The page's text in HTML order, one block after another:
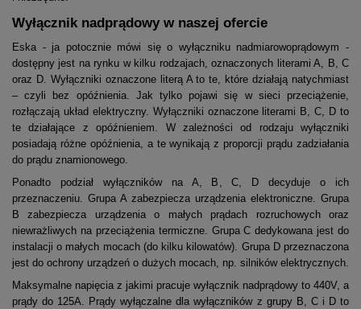
Wyłącznik nadprądowy w naszej ofercie
Eska - ja potocznie mówi się o wyłączniku nadmiarowoprądowym -
dostępny jest na rynku w kilku rodzajach, oznaczonych literami A, B, C
oraz D. Wyłączniki oznaczone literą A to te, które działają natychmiast
– czyli bez opóźnienia. Jak tylko pojawi się w sieci przeciążenie,
rozłączają układ elektryczny. Wyłączniki oznaczone literami B, C, D to
te działające z opóźnieniem. W zależności od rodzaju wyłączniki
posiadają różne opóźnienia, a te wynikają z proporcji prądu zadziałania
do prądu znamionowego.
Ponadto podział wyłączników na A, B, C, D decyduje o ich
przeznaczeniu. Grupa A zabezpiecza urządzenia elektroniczne. Grupa
B zabezpiecza urządzenia o małych prądach rozruchowych oraz
niewrażliwych na przeciążenia termiczne. Grupa C dedykowana jest do
instalacji o małych mocach (do kilku kilowatów). Grupa D przeznaczona
jest do ochrony urządzeń o dużych mocach, np. silników elektrycznych.
Maksymalne napięcia z jakimi pracuje wyłącznik nadprądowy to 440V, a
prądy do 125A. Prądy wyłączalne dla wyłączników z grupy B, C i D to